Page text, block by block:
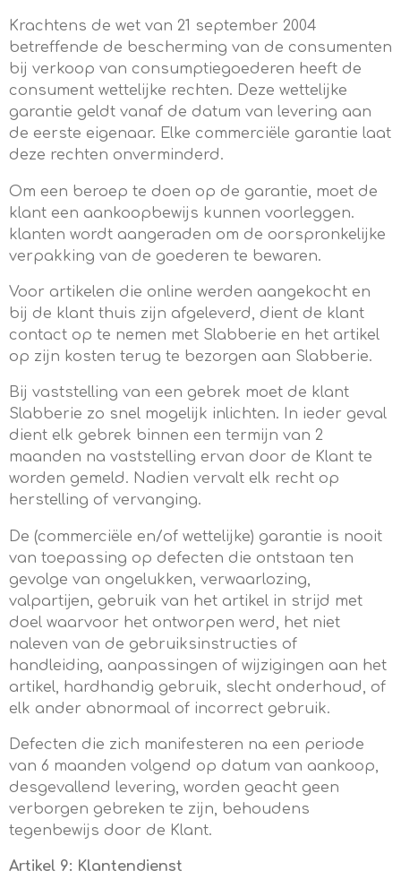
Krachtens de wet van 21 september 2004
betreffende de bescherming van de consumenten
bij verkoop van consumptiegoederen heeft de
consument wettelijke rechten. Deze wettelijke
garantie geldt vanaf de datum van levering aan
de eerste eigenaar. Elke commerciële garantie laat
deze rechten onverminderd.
Om een beroep te doen op de garantie, moet de
klant een aankoopbewijs kunnen voorleggen.
klanten wordt aangeraden om de oorspronkelijke
verpakking van de goederen te bewaren.
Voor artikelen die online werden aangekocht en
bij de klant thuis zijn afgeleverd, dient de klant
contact op te nemen met Slabberie en het artikel
op zijn kosten terug te bezorgen aan Slabberie.
Bij vaststelling van een gebrek moet de klant
Slabberie zo snel mogelijk inlichten. In ieder geval
dient elk gebrek binnen een termijn van 2
maanden na vaststelling ervan door de Klant te
worden gemeld. Nadien vervalt elk recht op
herstelling of vervanging.
De (commerciële en/of wettelijke) garantie is nooit
van toepassing op defecten die ontstaan ten
gevolge van ongelukken, verwaarlozing,
valpartijen, gebruik van het artikel in strijd met
doel waarvoor het ontworpen werd, het niet
naleven van de gebruiksinstructies of
handleiding, aanpassingen of wijzigingen aan het
artikel, hardhandig gebruik, slecht onderhoud, of
elk ander abnormaal of incorrect gebruik.
Defecten die zich manifesteren na een periode
van 6 maanden volgend op datum van aankoop,
desgevallend levering, worden geacht geen
verborgen gebreken te zijn, behoudens
tegenbewijs door de Klant.
Artikel 9: Klantendienst